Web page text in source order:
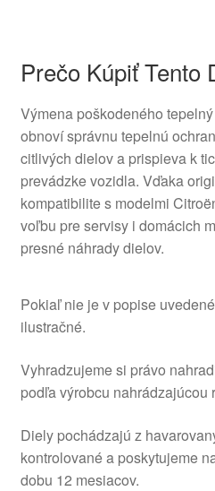
Prečo Kúpiť Tento
Výmena poškodeného
obnoví správnu tepelnú
citlivých dielov a prispieva k
prevádzke vozidla. Vďaka
kompatibilite s modelmi
voľbu pre servisy i domácich
presné náhrady dielov.
Pokiaľ nie je v popise
ilustračné.
Vyhradzujeme si právo
podľa výrobcu nahrádzajúcou
Diely pochádzajú z
kontrolované a poskytujeme
dobu 12 mesiacov.